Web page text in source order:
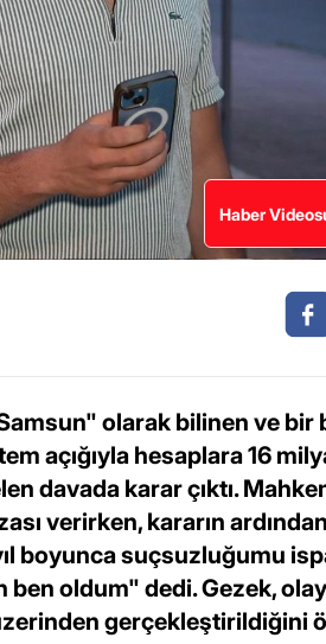
Haber
olarak bilinen ve bir
açığıyla hesaplara 16
davada karar çıktı.
verirken, kararın
boyunca suçsuzluğumu
ben oldum" dedi. Gezek,
gerçekleştirildiğini